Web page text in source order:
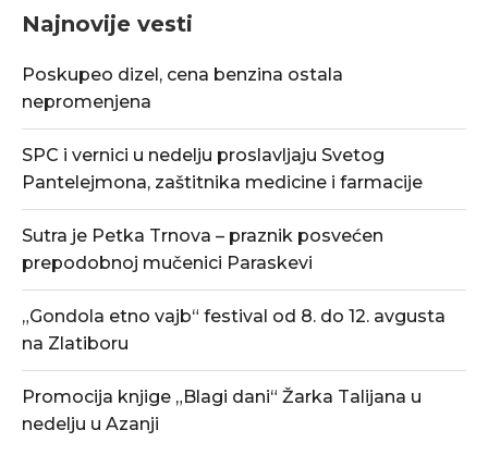
Najnovije vesti
Poskupeo dizel, cena benzina ostala
nepromenjena
SPC i vernici u nedelju proslavljaju Svetog
Pantelejmona, zaštitnika medicine i farmacije
Sutra je Petka Trnova – praznik posvećen
prepodobnoj mučenici Paraskevi
„Gondola etno vajb“ festival od 8. do 12. avgusta
na Zlatiboru
Promocija knjige „Blagi dani“ Žarka Talijana u
nedelju u Azanji